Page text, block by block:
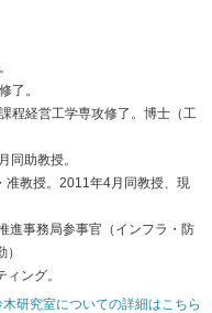
了。
程経営工学専攻修了。博士（工
同助教授。
教授。2011年4月同教授、現
進事務局参事官（インフラ・防
ング。
研究室についての詳細はこちら